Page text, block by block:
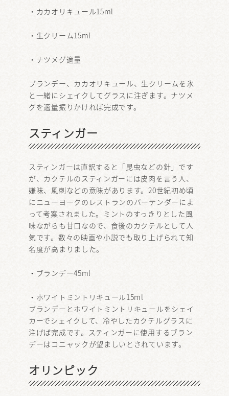
・カカオリキュール15ml
・生クリーム15ml
・ナツメグ適量
ブランデー、カカオリキュール、生クリームを氷
と一緒にシェイクしてグラスに注ぎます。ナツメ
グを適量振りかければ完成です。
スティンガー
スティンガーは直訳すると「昆虫などの針」です
が、カクテルのスティンガーには皮肉を言う人、
嫌味、風刺などの意味があります。20世紀初め頃
にニューヨークのレストランのバーテンダーによ
って考案されました。ミントのすっきりとした風
味ながらも甘口なので、食後のカクテルとして人
気です。数々の映画や小説でも取り上げられて知
名度が高まりました。
・ブランデー45ml
・ホワイトミントリキュール15ml
ブランデーとホワイトミントリキュールをシェイ
カーでシェイクして、冷やしたカクテルグラスに
注げば完成です。スティンガーに使用するブラン
デーはコニャックが望ましいとされています。
オリンピック